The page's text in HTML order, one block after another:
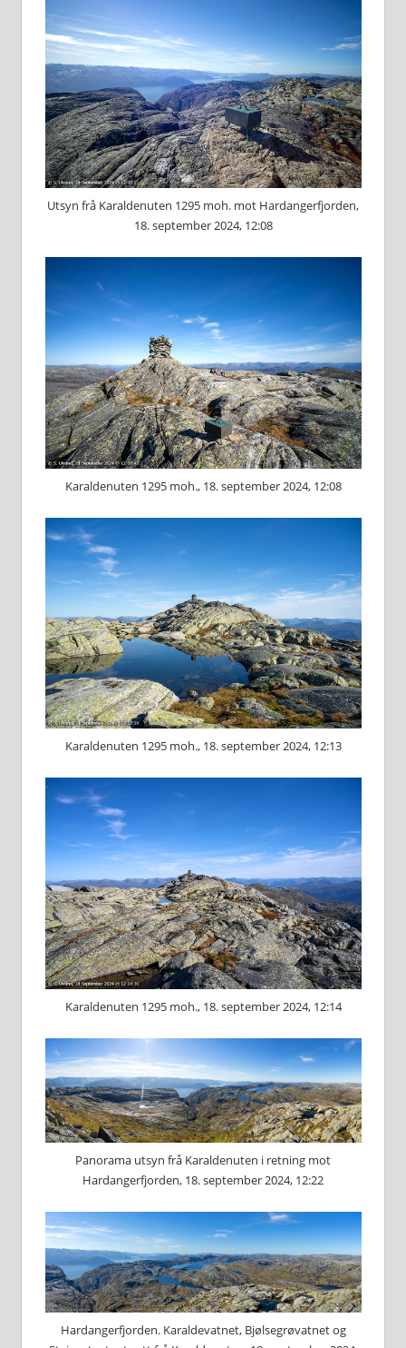
Utsyn frå Karaldenuten 1295 moh. mot Hardangerfjorden,
18. september 2024, 12:08
Karaldenuten 1295 moh., 18. september 2024, 12:08
Karaldenuten 1295 moh., 18. september 2024, 12:13
Karaldenuten 1295 moh., 18. september 2024, 12:14
Panorama utsyn frå Karaldenuten i retning mot
Hardangerfjorden, 18. september 2024, 12:22
Hardangerfjorden. Karaldevatnet, Bjølsegrøvatnet og